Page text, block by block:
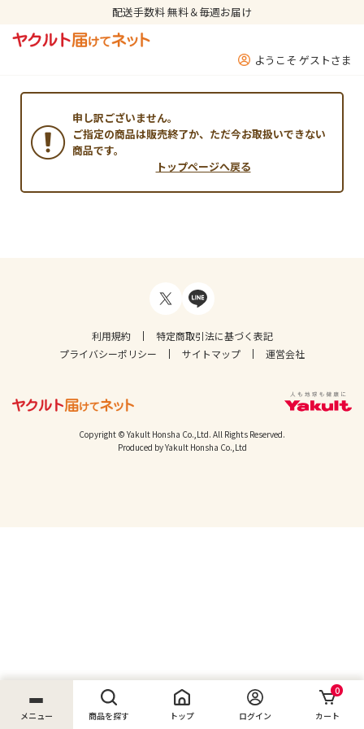
配送手数料 無料＆毎週お届け
ようこそ ゲストさま
メニュー 商品を探す トップ ログイン
0
カート
申し訳ございません。
ご指定の商品は販売終了か、ただ今お取扱いできない
商品です。
トップページへ戻る
利用規約
特定商取引法に基づく表記
プライバシーポリシー
サイトマップ 運営会社
Copyright © Yakult Honsha Co.,Ltd. All Rights Reserved.
Produced by Yakult Honsha Co.,Ltd